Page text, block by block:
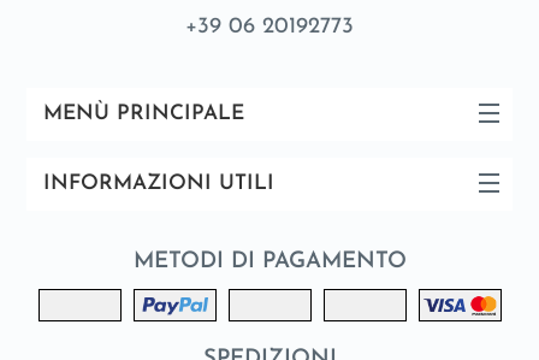
+39 06 20192773
MENÙ PRINCIPALE
INFORMAZIONI UTILI
METODI DI PAGAMENTO